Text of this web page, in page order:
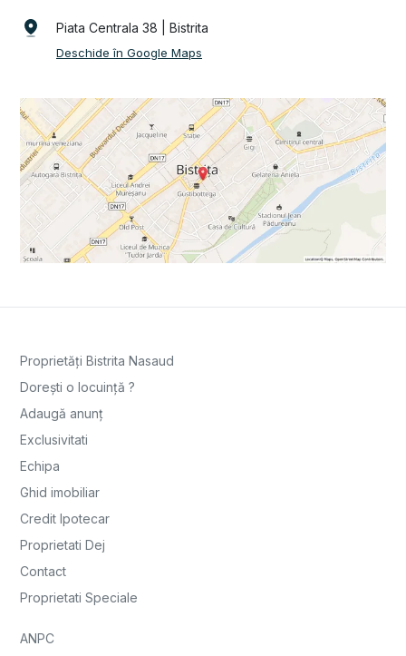
Piata Centrala 38 | Bistrita
Deschide în Google Maps
Proprietăți Bistrita Nasaud
Dorești o locuință ?
Adaugă anunț
Exclusivitati
Echipa
Ghid imobiliar
Credit Ipotecar
Proprietati Dej
Contact
Proprietati Speciale
ANPC